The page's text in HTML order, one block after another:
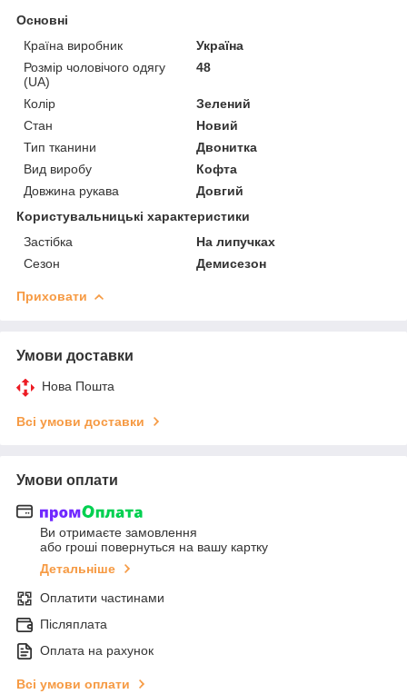
Основні
Країна виробник
Україна
Розмір чоловічого одягу
(UA)
48
Колір
Зелений
Стан
Новий
Тип тканини
Двонитка
Вид виробу
Кофта
Довжина рукава
Довгий
Користувальницькі характеристики
Застібка
На липучках
Сезон
Демисезон
Приховати
Умови доставки
Нова Пошта
Всі умови доставки
Умови оплати
Ви отримаєте замовлення
або гроші повернуться на вашу картку
Детальніше
Оплатити частинами
Післяплата
Оплата на рахунок
Всі умови оплати